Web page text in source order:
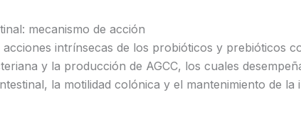
mecanismo de acción
intrínsecas de los probióticos y prebióticos
y la producción de AGCC, los cuales
la motilidad colónica y el mantenimiento de la